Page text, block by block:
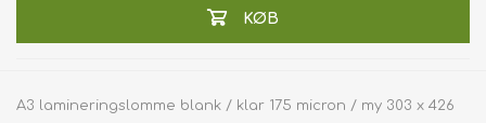
KØB
A3 lamineringslomme blank / klar 175 micron / my 303 x 426